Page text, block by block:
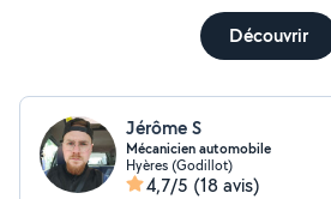
Découvrir
Jérôme S
Mécanicien automobile
Hyères (Godillot)
4,7/5 (18 avis)